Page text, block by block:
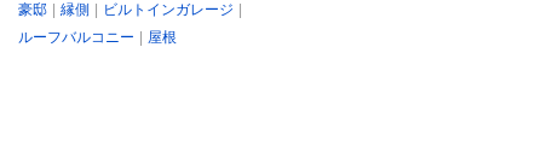
豪邸
縁側
ビルトインガレージ
ルーフバルコニー
屋根